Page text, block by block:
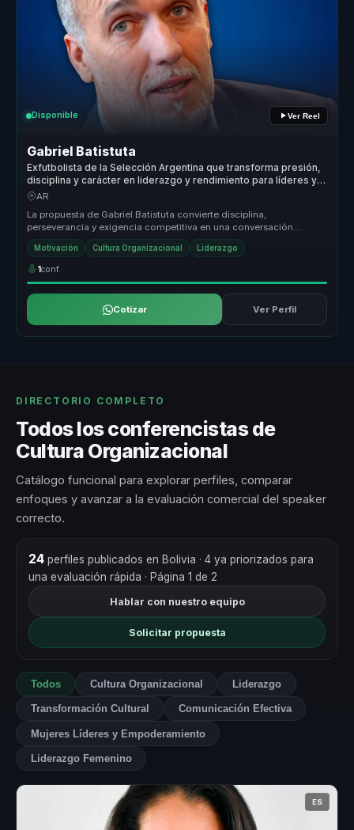
Disponible Ver Reel
Gabriel Batistuta
Exfutbolista de la Selección Argentina que transforma presión,
disciplina y carácter en liderazgo y rendimiento para líderes y
equipos.
AR
La propuesta de Gabriel Batistuta convierte disciplina,
perseverancia y exigencia competitiva en una conversación
aplicable al negocio. P...
Motivación Cultura Organizacional Liderazgo
1conf.
Cotizar Ver Perfil
DIRECTORIO COMPLETO
Todos los conferencistas de
Cultura Organizacional
Catálogo funcional para explorar perfiles, comparar
enfoques y avanzar a la evaluación comercial del speaker
correcto.
24perfiles publicados en Bolivia · 4 ya priorizados para
una evaluación rápida · Página 1 de 2
Hablar con nuestro equipo
Solicitar propuesta
Todos Cultura Organizacional Liderazgo
Transformación Cultural Comunicación Efectiva
Mujeres Líderes y Empoderamiento
Liderazgo Femenino
ES